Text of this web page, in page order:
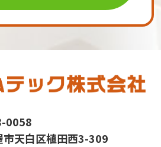
0058
市天白区植田西3-309